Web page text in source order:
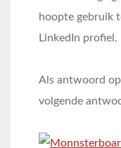
hoopte gebruik
LinkedIn profiel.
Als antwoord
volgende